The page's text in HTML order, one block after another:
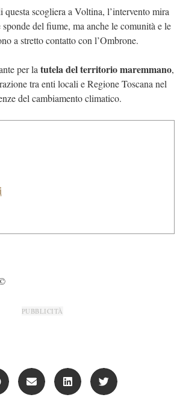
scogliera a Voltina, l’intervento mira
del fiume, ma anche le comunità e le
a stretto contatto con l’Ombrone.
per latutela del territorio maremmano,
tra enti locali e Regione Toscana nel
del cambiamento climatico.
PUBBLICITÀ